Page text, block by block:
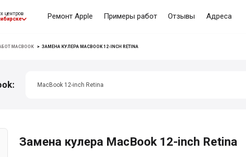
центров
Ремонт Apple Примеры работ Отзывы Адреса
MACBOOK >ЗАМЕНА КУЛЕРА MACBOOK 12-INCH RETINA
MacBook 12-inch Retina
Замена кулера MacBook 12-inch Retina